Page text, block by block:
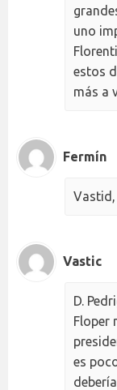
uno
estos
más a
Fermín
Vastid,
Vastic
D.
Floper
es